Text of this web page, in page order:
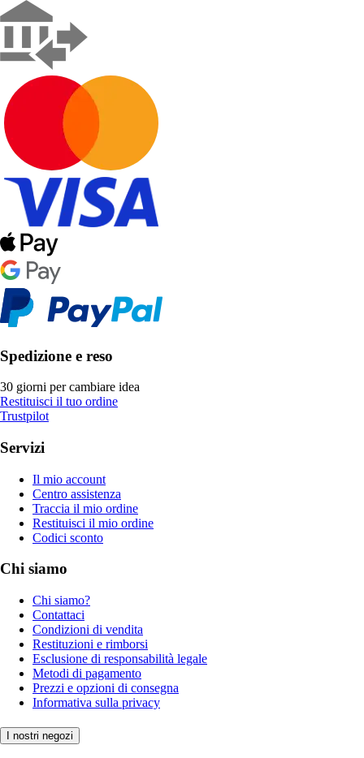
Spedizione e reso
30 giorni per cambiare idea
Restituisci il tuo ordine
Trustpilot
Servizi
Il mio account
Centro assistenza
Traccia il mio ordine
Restituisci il mio ordine
Codici sconto
Chi siamo
Chi siamo?
Contattaci
Condizioni di vendita
Restituzioni e rimborsi
Esclusione di responsabilità legale
Metodi di pagamento
Prezzi e opzioni di consegna
Informativa sulla privacy
I nostri negozi